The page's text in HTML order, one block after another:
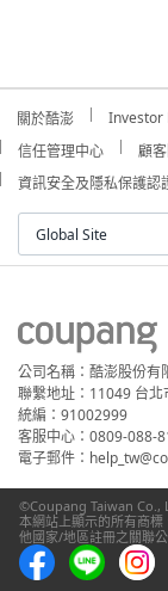
關於酷澎 Investor
信任管理中心
顧
資訊安全及隱私保護認
Global Site
公司名稱：酷澎股份有
聯繫地址：11049 台
統編：91002999
客服中心：0809-088-
電子郵件：
©Coupang Taiwan Co.,
本網站上顯示的所有商
他國家/地區註冊之關聯